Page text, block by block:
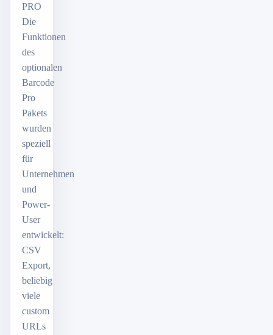
PRO
Die
Funktionen
des
optionalen
Barcode
Pro
Pakets
wurden
speziell
für
Unternehmen
und
Power-
User
entwickelt:
CSV
Export,
beliebig
viele
custom
URLs